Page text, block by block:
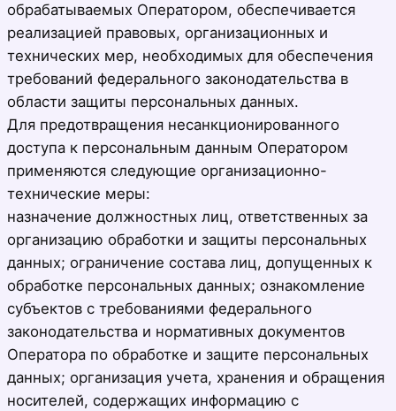
обрабатываемых Оператором, обеспечивается
реализацией правовых, организационных и
технических мер, необходимых для обеспечения
требований федерального законодательства в
области защиты персональных данных.
Для предотвращения несанкционированного
доступа к персональным данным Оператором
применяются следующие организационно-
технические меры:
назначение должностных лиц, ответственных за
организацию обработки и защиты персональных
данных; ограничение состава лиц, допущенных к
обработке персональных данных; ознакомление
субъектов с требованиями федерального
законодательства и нормативных документов
Оператора по обработке и защите персональных
данных; организация учета, хранения и обращения
носителей, содержащих информацию с